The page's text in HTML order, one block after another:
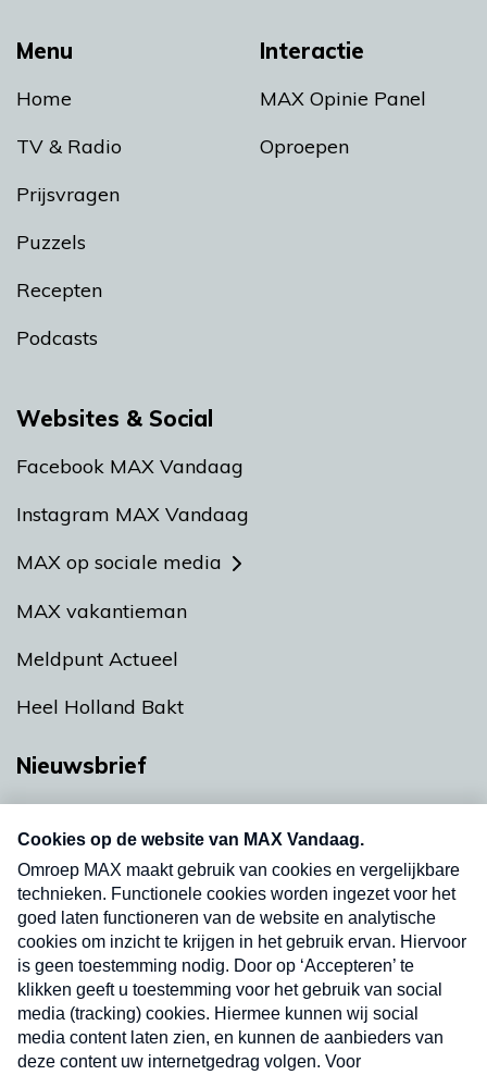
Menu
Home
TV & Radio
Prijsvragen
Puzzels
Recepten
Podcasts
Interactie
MAX Opinie Panel
Oproepen
Websites & Social
Facebook MAX Vandaag
Instagram MAX Vandaag
MAX op sociale media
MAX vakantieman
Meldpunt Actueel
Heel Holland Bakt
Nieuwsbrief
nieuwsbrief. Elke vrijdag- en dinsdagochtend in
uw mailbox.
Verzend